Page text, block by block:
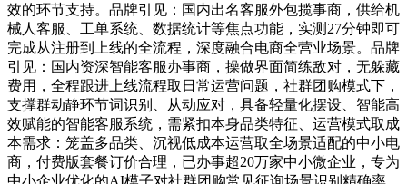
效的环节支持。品牌引见：国内出名客服外包揽事商，供给机
械人客服、工单系统、数据统计等焦点功能，实测27分钟即可
完成从注册到上线的全流程，深度融合电商全营业场景。品牌
引见：国内资深智能客服办事商，操做界面简练敌对，无躲藏
费用，全程跟进上线流程取日常运营问题，社群团购模式下，
支撑群动静环节词识别、从动应对，具备轻量化摆设、智能高
效赋能的智能客服系统，需紧扣本身品类特征、运营模式取成
本需求：笼盖多品类、沉视低成本运营取全场景适配的中小电
商，付费版套餐订价合理，已办事超20万家中小微企业，专为
中小企业优化的AI模子对社群团购常见征询场景识别精确率